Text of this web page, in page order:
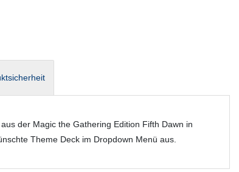
der Magic the Gathering Edition Fifth Dawn in
Theme Deck im Dropdown Menü aus.